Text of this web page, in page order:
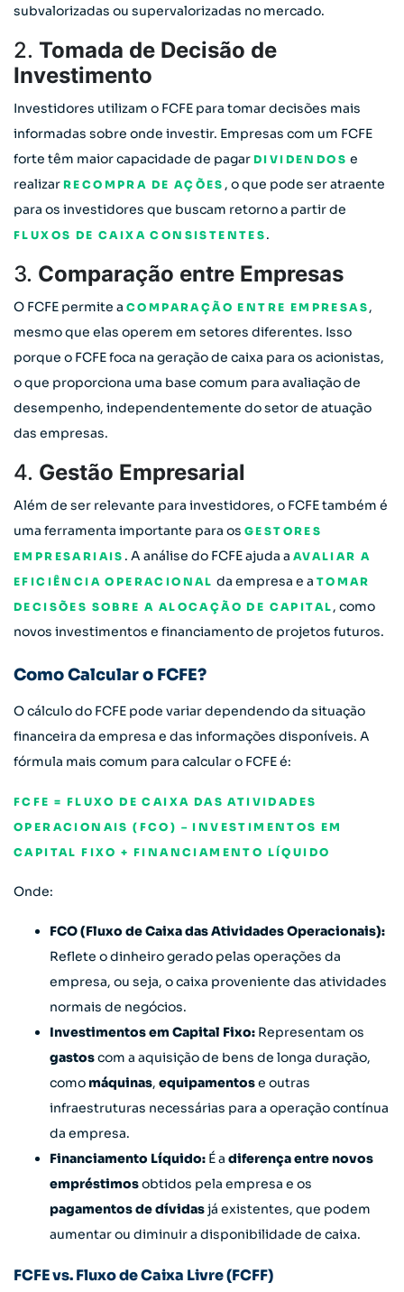
subvalorizadas ou supervalorizadas no mercado.
2. Tomada de Decisão de
Investimento
Investidores utilizam o FCFE para tomar decisões mais
informadas sobre onde investir. Empresas com um FCFE
forte têm maior capacidade de pagar DIVIDENDOS e
realizar RECOMPRA DE AÇÕES , o que pode ser atraente
para os investidores que buscam retorno a partir de
FLUXOS DE CAIXA CONSISTENTES .
3. Comparação entre Empresas
O FCFE permite a COMPARAÇÃO ENTRE EMPRESAS ,
mesmo que elas operem em setores diferentes. Isso
porque o FCFE foca na geração de caixa para os acionistas,
o que proporciona uma base comum para avaliação de
desempenho, independentemente do setor de atuação
das empresas.
4. Gestão Empresarial
Além de ser relevante para investidores, o FCFE também é
uma ferramenta importante para os GESTORES
EMPRESARIAIS . A análise do FCFE ajuda a AVALIAR A
EFICIÊNCIA OPERACIONAL da empresa e a TOMAR
DECISÕES SOBRE A ALOCAÇÃO DE CAPITAL , como
novos investimentos e financiamento de projetos futuros.
Como Calcular o FCFE?
O cálculo do FCFE pode variar dependendo da situação
financeira da empresa e das informações disponíveis. A
fórmula mais comum para calcular o FCFE é:
FCFE = FLUXO DE CAIXA DAS ATIVIDADES
OPERACIONAIS (FCO) – INVESTIMENTOS EM
CAPITAL FIXO + FINANCIAMENTO LÍQUIDO
Onde:
FCO (Fluxo de Caixa das Atividades Operacionais):
Reflete o dinheiro gerado pelas operações da
empresa, ou seja, o caixa proveniente das atividades
normais de negócios.
Investimentos em Capital Fixo: Representam os
gastoscom a aquisição de bens de longa duração,
como máquinas, equipamentose outras
infraestruturas necessárias para a operação contínua
da empresa.
Financiamento Líquido: É a diferença entre novos
empréstimosobtidos pela empresa e os
pagamentos de dívidasjá existentes, que podem
aumentar ou diminuir a disponibilidade de caixa.
FCFE vs. Fluxo de Caixa Livre (FCFF)